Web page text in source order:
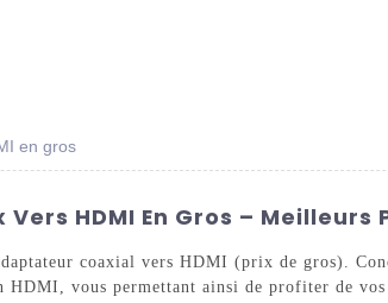
en gros
HDMI En Gros – Meilleurs
coaxial vers HDMI (prix de gros).
vous permettant ainsi de profiter de vos